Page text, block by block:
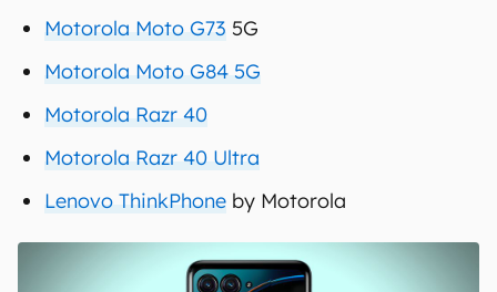
Motorola Moto G73 5G
Motorola Moto G84 5G
Motorola Razr 40
Motorola Razr 40 Ultra
Lenovo ThinkPhone by Motorola